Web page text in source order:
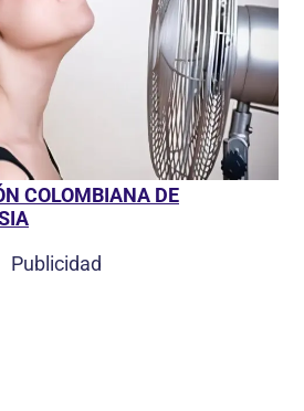
COLOMBIANA DE
Publicidad